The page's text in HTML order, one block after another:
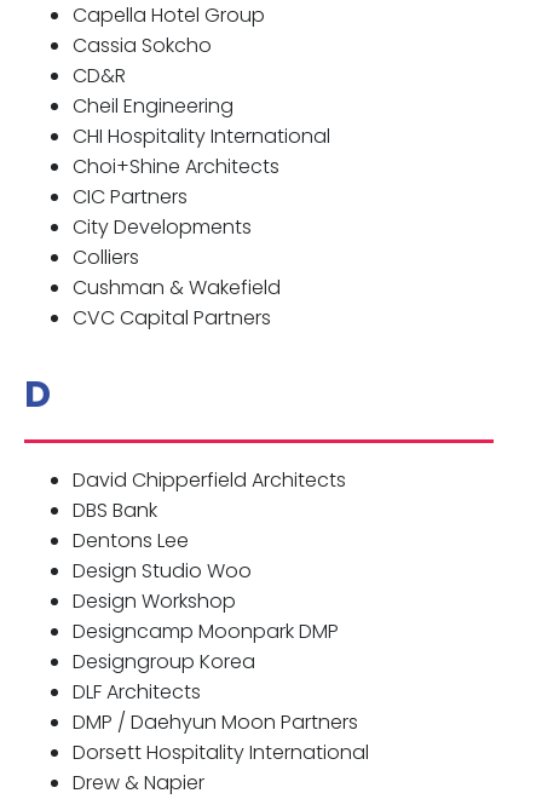
Capella Hotel Group
Cassia Sokcho
CD&R
Cheil Engineering
CHI Hospitality International
Choi+Shine Architects
CIC Partners
City Developments
Colliers
Cushman & Wakefield
CVC Capital Partners
D
David Chipperfield Architects
DBS Bank
Dentons Lee
Design Studio Woo
Design Workshop
Designcamp Moonpark DMP
Designgroup Korea
DLF Architects
DMP / Daehyun Moon Partners
Dorsett Hospitality International
Drew & Napier